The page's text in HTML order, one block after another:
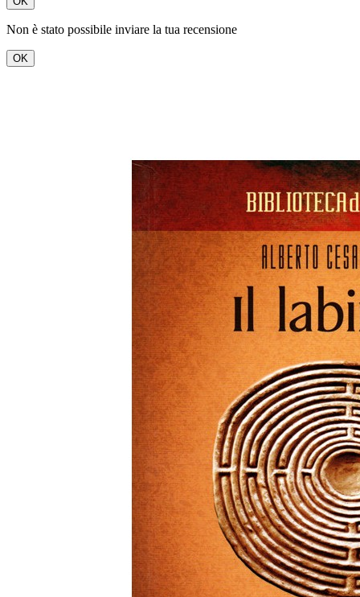
Non è stato possibile inviare la tua recensione
OK